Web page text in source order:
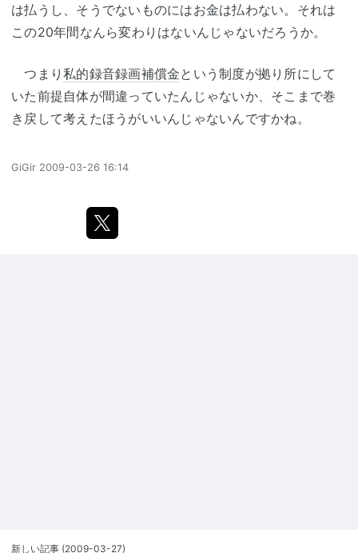
は払うし、そうでないものにはお金は払わない。それは
この20年間なんら変わりはないんじゃないだろうか。
つまり 私的録音録画補償金という制度が拠り所にして
いた前提自体が間違っていたんじゃないか、そこまで巻
き戻して考えたほうがいいんじゃないんですかね。
GiGir 2009-03-26 16:14
新しい記事 (2009-03-27)